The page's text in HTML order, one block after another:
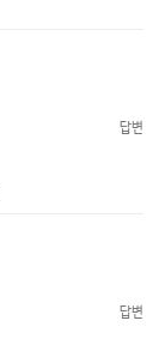
답변
답변